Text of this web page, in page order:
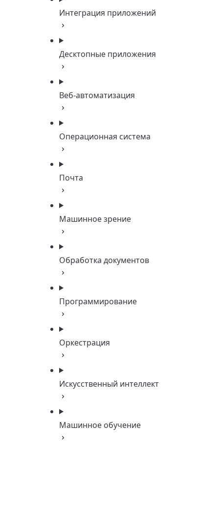
Интеграция приложений
Десктопные приложения
Веб-автоматизация
Операционная система
Почта
Машинное зрение
Обработка документов
Программирование
Оркестрация
Искусственный интеллект
Машинное обучение